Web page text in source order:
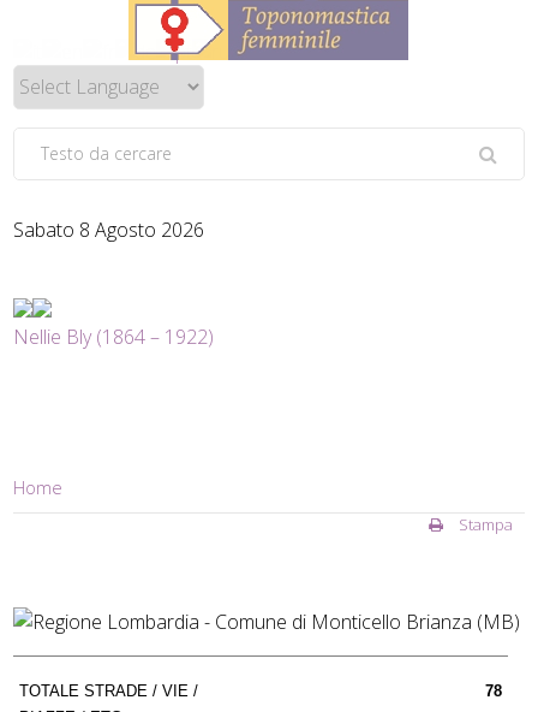
Sabato 8 Agosto 2026
Nellie Bly (1864 – 1922)
Home
Stampa
TOTALE STRADE / VIE /
78